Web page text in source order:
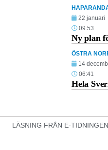
22 januari
09:53
Ny plan
ÖSTRA
14
06:41
Hela
LÄSNING FRÅN E-TIDNINGEN